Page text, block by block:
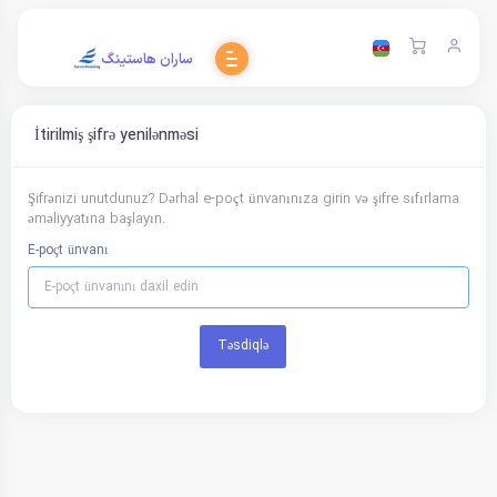
ساران هاستینگ
İtirilmiş şifrə yenilənməsi
Şifrənizi unutdunuz? Dərhal e-poçt ünvanınıza girin və şifre sıfırlama
əməliyyatına başlayın.
E-poçt ünvanı
Təsdiqlə